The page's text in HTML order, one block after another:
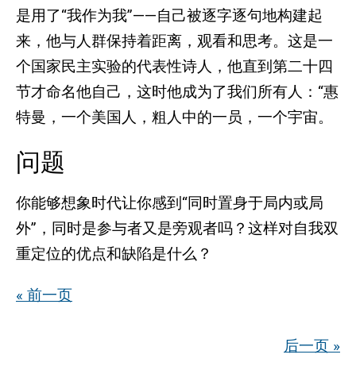
是用了“我作为我”——自己被逐字逐句地构建起
来，他与人群保持着距离，观看和思考。这是一
个国家民主实验的代表性诗人，他直到第二十四
节才命名他自己，这时他成为了我们所有人：“惠
特曼，一个美国人，粗人中的一员，一个宇宙。
问题
你能够想象时代让你感到“同时置身于局内或局
外”，同时是参与者又是旁观者吗？这样对自我双
重定位的优点和缺陷是什么？
« 前一页
后一页 »